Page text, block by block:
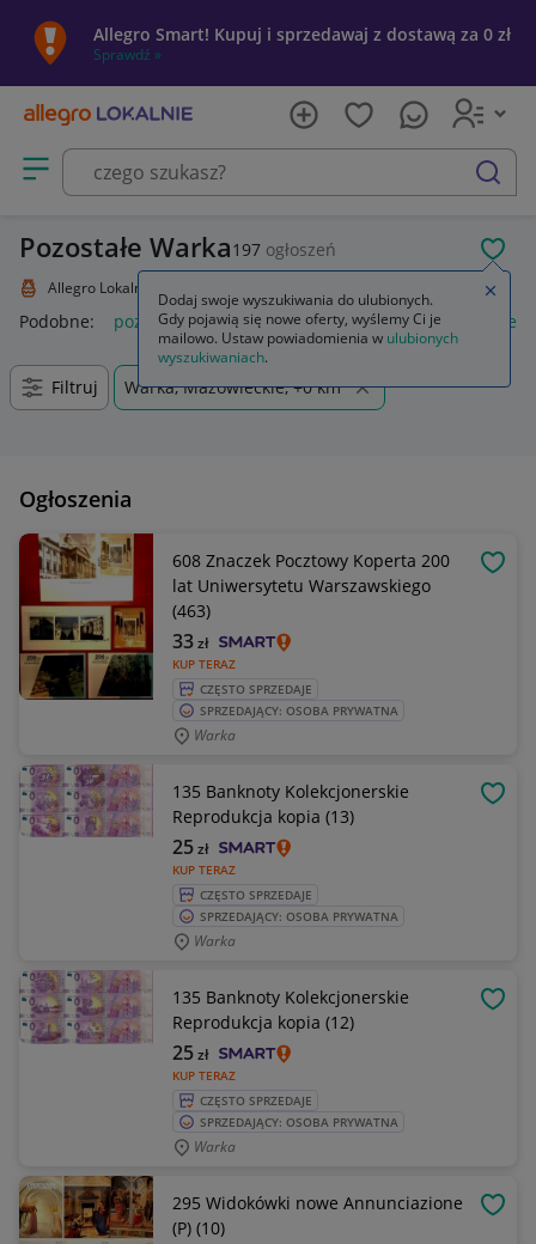
Allegro Smart! Kupuj i sprzedawaj z dostawą za 0 zł
Sprawdź »
Otwórz menu z kategoriami
szukaj
Pozostałe Warka197 ogłoszeń
Allegro Lokalnie
Podobne: pozostałe łóżka pozostałe pozostałe miasta i
Filtruj Warka, Mazowieckie, +0 km
Ogłoszenia
608 Znaczek Pocztowy Koperta 200
lat Uniwersytetu Warszawskiego
(463)
KUP TERAZ
33zł
CZĘSTO SPRZEDAJE
SPRZEDAJĄCY: OSOBA PRYWATNA
Warka
135 Banknoty Kolekcjonerskie
Reprodukcja kopia (13)
KUP TERAZ
25zł
CZĘSTO SPRZEDAJE
SPRZEDAJĄCY: OSOBA PRYWATNA
Warka
135 Banknoty Kolekcjonerskie
Reprodukcja kopia (12)
KUP TERAZ
25zł
CZĘSTO SPRZEDAJE
SPRZEDAJĄCY: OSOBA PRYWATNA
Warka
295 Widokówki nowe Annunciazione
(P) (10)
Dodaj swoje wyszukiwania do ulubionych.
Gdy pojawią się nowe oferty, wyślemy Ci je
mailowo. Ustaw powiadomienia w ulubionych
wyszukiwaniach.